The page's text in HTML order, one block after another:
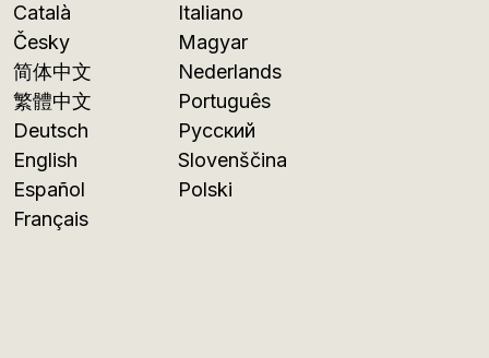
Català
Česky
简体中文
繁體中文
Deutsch
English
Español
Français
Italiano
Magyar
Nederlands
Português
Русский
Slovenščina
Polski